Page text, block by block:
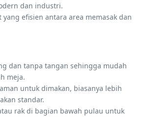
dan industri.
efisien antara area memasak dan
dan tanpa tangan sehingga mudah
meja.
untuk dimakan, biasanya lebih
standar.
rak di bagian bawah pulau untuk